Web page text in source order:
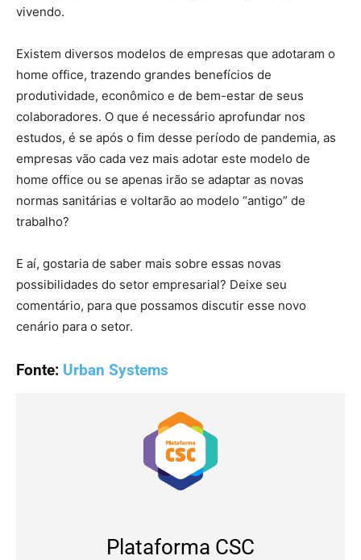
vivendo.
Existem diversos modelos de empresas que adotaram o
home office, trazendo grandes benefícios de
produtividade, econômico e de bem-estar de seus
colaboradores. O que é necessário aprofundar nos
estudos, é se após o fim desse período de pandemia, as
empresas vão cada vez mais adotar este modelo de
home office ou se apenas irão se adaptar as novas
normas sanitárias e voltarão ao modelo “antigo” de
trabalho?
E aí, gostaria de saber mais sobre essas novas
possibilidades do setor empresarial? Deixe seu
comentário, para que possamos discutir esse novo
cenário para o setor.
Fonte: Urban Systems
Plataforma CSC